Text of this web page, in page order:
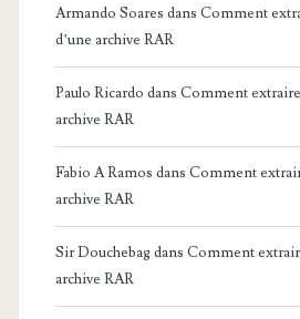
Armando Soares dans Comment
d’une archive RAR
Paulo Ricardo dans Comment
archive RAR
Fabio A Ramos dans Comment
archive RAR
Sir Douchebagdans Comment
archive RAR